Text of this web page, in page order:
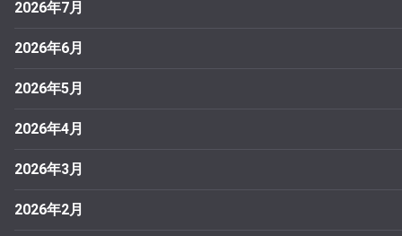
2026年7月
2026年6月
2026年5月
2026年4月
2026年3月
2026年2月